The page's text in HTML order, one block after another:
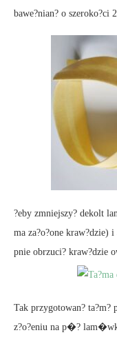
bawe?nian? o szeroko?ci
?eby zmniejszy? dekolt
ma za?o?one kraw?dzie)
pnie obrzuci? kraw?dzie
Tak przygotowan?
z?o?eniu na p�?